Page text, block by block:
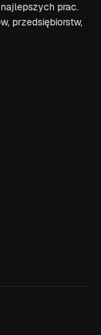
prac.
przedsiębiorstw,